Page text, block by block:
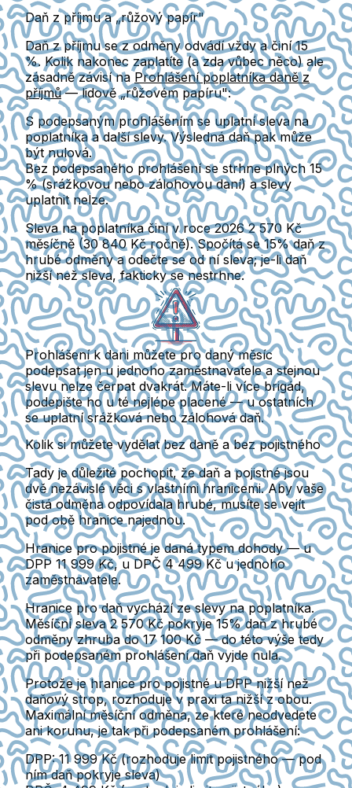
Daň z příjmu a „růžový papír"
Daň z příjmu se z odměny odvádívždya činí15
%. Kolik nakonec zaplatíte (a zda vůbec něco) ale
zásadně závisí na Prohlášení poplatníka daně z
příjmů— lidově „růžovém papíru":
S podepsaným prohlášenímse uplatnísleva na
poplatníkaa další slevy. Výsledná daň pak může
být nulová.
Bez podepsaného prohlášeníse strhne plných 15
% (srážkovou nebo zálohovou daní) a slevy
uplatnit nelze.
Sleva na poplatníka činí v roce 20262 570 Kč
měsíčně (30 840 Kč ročně). Spočítá se 15% daň z
hrubé odměny a odečte se od ní sleva; je-li daň
nižší než sleva, fakticky se nestrhne.
Prohlášení k dani můžete pro daný měsíc
podepsat jen u jednoho zaměstnavatele a stejnou
slevu nelze čerpat dvakrát. Máte-li více brigád,
podepište ho u té nejlépe placené — u ostatních
se uplatní srážková nebo zálohová daň.
Kolik si můžete vydělat bez daně a bez pojistného
Tady je důležité pochopit, žedaň a pojistné jsou
dvě nezávislé věci s vlastními hranicemi. Aby vaše
čistá odměna odpovídala hrubé, musíte se vejít
podobě hranice najednou.
Hranice pro pojistnéje daná typem dohody — u
DPP 11 999 Kč, u DPČ 4 499 Kč u jednoho
zaměstnavatele.
Hranice pro daňvychází ze slevy na poplatníka.
Měsíční sleva 2 570 Kč pokryje 15% daň z hrubé
odměny zhruba do17 100 Kč — do této výše tedy
při podepsaném prohlášení daň vyjde nula.
Protože je hranice pro pojistné u DPP nižší než
daňový strop, rozhoduje v praxi ta nižší z obou.
Maximální měsíční odměna, ze které neodvedete
ani korunu, je tak při podepsaném prohlášení:
DPP: 11 999 Kč(rozhoduje limit pojistného — pod
ním daň pokryje sleva)